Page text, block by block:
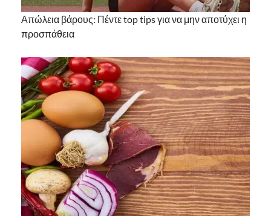
Απώλεια βάρους: Πέντε top tips για να μην αποτύχει η
προσπάθεια